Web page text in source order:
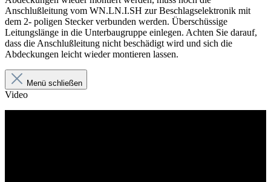
Anschlußleitung vom WN.LN.I.SH zur Beschlagselektronik mit
dem 2- poligen Stecker verbunden werden. Überschüssige
Leitungslänge in die Unterbaugruppe einlegen. Achten Sie darauf,
dass die Anschlußleitung nicht beschädigt wird und sich die
Abdeckungen leicht wieder montieren lassen.
Menü schließen
Video